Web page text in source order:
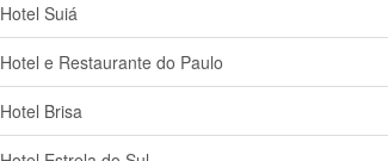
Hotel Suiá
Hotel e Restaurante do Paulo
Hotel Brisa